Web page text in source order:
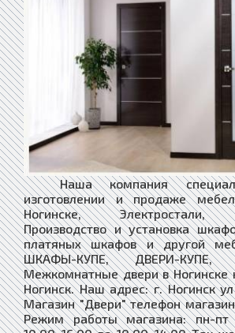
Наша компания
изготовлении и продаже
Ногинске, Электростали,
Производство и установка
платяных шкафов и другой
ШКАФЫ-КУПЕ, ДВЕРИ-КУПЕ,
Межкомнатные двери в Ногинске
Ногинск. Наш адрес: г. Ногинск
Магазин "Двери" телефон
Режим работы магазина: пн-пт